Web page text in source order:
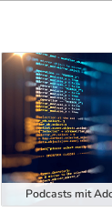
Podcasts mit